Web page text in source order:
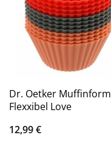
Dr. Oetker Muffinform
Flexxibel Love
12,99€